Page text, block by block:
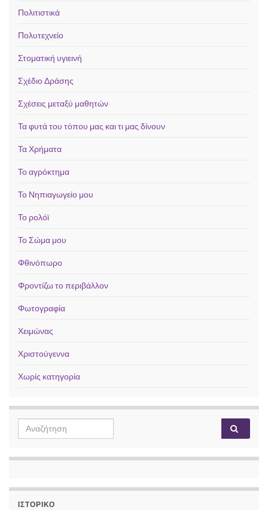
Πολιτιστικά
Πολυτεχνείο
Στοματική υγιεινή
Σχέδιο Δράσης
Σχέσεις μεταξύ μαθητών
Τα φυτά του τόπου μας και τι μας δίνουν
Τα Χρήματα
Το αγρόκτημα
Το Νηπιαγωγείο μου
Το ρολόϊ
Το Σώμα μου
Φθινόπωρο
Φροντίζω το περιβάλλον
Φωτογραφία
Χειμώνας
Χριστούγεννα
Χωρίς κατηγορία
Search for:
ΙΣΤΟΡΙΚΌ